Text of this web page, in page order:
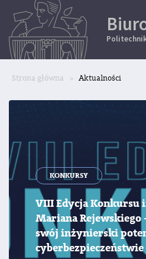
Strona główna Aktualności
KONKURSY
VIIIEdycjaKonkursu
MarianaRejewskiego
swój inżynierski
cyberbezpieczeństwie